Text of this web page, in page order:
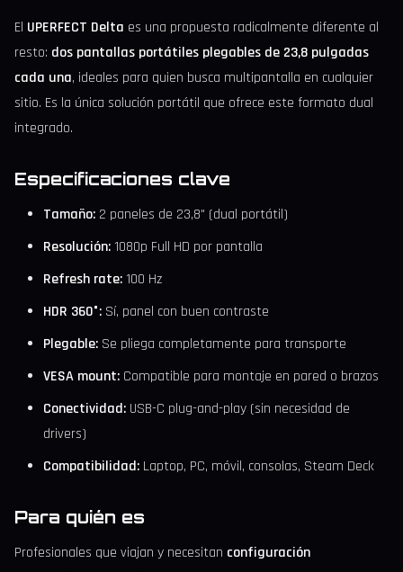
El UPERFECT Delta es una propuesta radicalmente diferente al
resto: dos pantallas portátiles plegables de 23,8 pulgadas
cada una, ideales para quien busca multipantalla en cualquier
sitio. Es la única solución portátil que ofrece este formato dual
integrado.
Especificaciones clave
Tamaño: 2 paneles de 23,8" (dual portátil)
Resolución:1080p Full HD por pantalla
Refresh rate:100 Hz
HDR 360°: Sí, panel con buen contraste
Plegable: Se pliega completamente para transporte
VESA mount: Compatible para montaje en pared o brazos
Conectividad: USB-C plug-and-play (sin necesidad de
drivers)
Compatibilidad: Laptop, PC, móvil, consolas, Steam Deck
Para quién es
Profesionales que viajan y necesitan configuración